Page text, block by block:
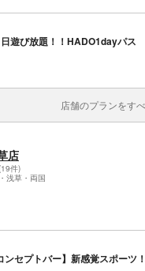
日遊び放題！！HADO1dayパス
店舗のプランをす
店
件)
浅草・両国
ンセプトバー】新感覚スポーツ